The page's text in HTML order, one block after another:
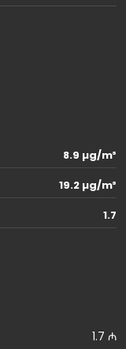
8.9 µg/m³
19.2 µg/m³
1.7
1.7 ₼